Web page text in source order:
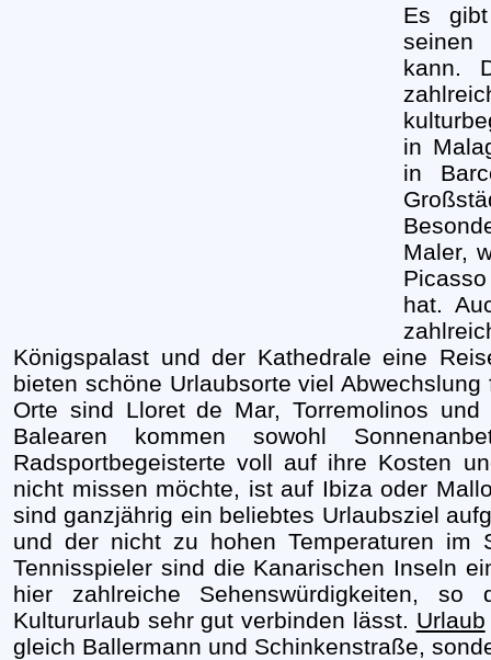
Es
kann.
in
in
Maler,
hat.
Königspalast und der Kathedrale eine
bieten schöne Urlaubsorte viel
Orte sind Lloret de Mar, Torremolinos
Balearen kommen sowohl
Radsportbegeisterte voll auf ihre Kosten
nicht missen möchte, ist auf Ibiza oder
sind ganzjährig ein beliebtes Urlaubsziel
und der nicht zu hohen Temperaturen im
Tennisspieler sind die Kanarischen Inseln
hier zahlreiche Sehenswürdigkeiten,
Kultururlaub sehr gut verbinden lässt. Urlaub
gleich Ballermann und Schinkenstraße,